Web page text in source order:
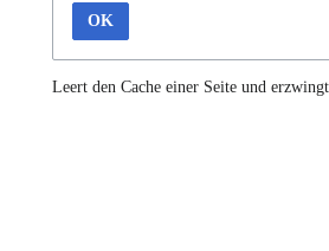
OK
Leert den Cache einer Seite und